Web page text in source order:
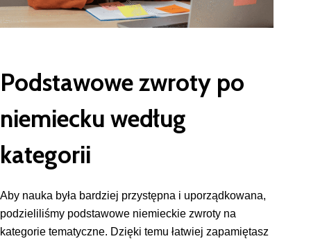
Podstawowe zwroty po
niemiecku według
kategorii
Aby nauka była bardziej przystępna i uporządkowana,
podzieliliśmy podstawowe niemieckie zwroty na
kategorie tematyczne. Dzięki temu łatwiej zapamiętasz